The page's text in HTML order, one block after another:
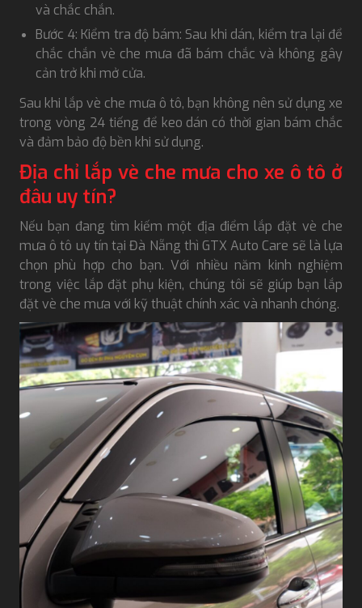
và chắc chắn.
Bước 4: Kiểm tra độ bám: Sau khi dán, kiểm tra lại để
chắc chắn vè che mưa đã bám chắc và không gây
cản trở khi mở cửa.
Sau khi lắp vè che mưa ô tô, bạn không nên sử dụng xe
trong vòng 24 tiếng để keo dán có thời gian bám chắc
và đảm bảo độ bền khi sử dụng.
Địa chỉ lắp vè che mưa cho xe ô tô ở
đâu uy tín?
Nếu bạn đang tìm kiếm một địa điểm lắp đặt vè che
mưa ô tô uy tín tại Đà Nẵng thì GTX Auto Care sẽ là lựa
chọn phù hợp cho bạn. Với nhiều năm kinh nghiệm
trong việc lắp đặt phụ kiện, chúng tôi sẽ giúp bạn lắp
đặt vè che mưa với kỹ thuật chính xác và nhanh chóng.